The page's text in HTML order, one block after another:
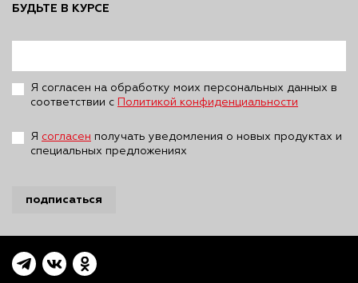
БУДЬТЕ В КУРСЕ
Я согласен на обработку моих персональных данных в
соответствии с
Политикой конфиденциальности
Я согласен получать уведомления о новых продуктах и
специальных предложениях
подписаться